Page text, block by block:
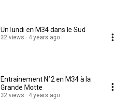
Un lundi en M34 dans le Sud
32 views 4 years ago
Entrainement N°2 en M34 à la
Grande Motte
32 views 4 years ago